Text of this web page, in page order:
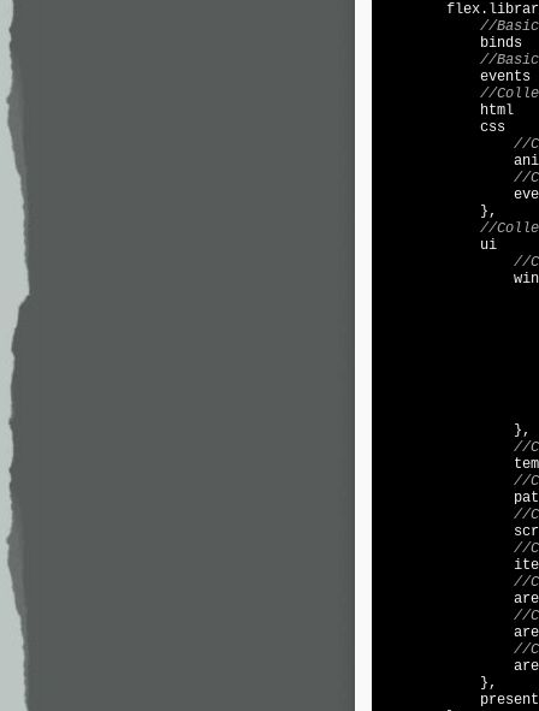
//
binds
//
//
html
css
//
//
            },
//
ui
//
                },
//
//
//
//
//
//
//
            },